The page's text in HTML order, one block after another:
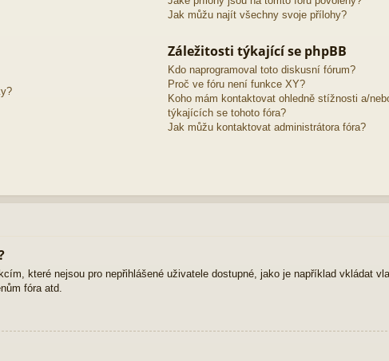
Jak můžu najít všechny svoje přílohy?
Záležitosti týkající se phpBB
Kdo naprogramoval toto diskusní fórum?
Proč ve fóru není funkce XY?
Koho mám kontaktovat ohledně stížnosti a/
týkajících se tohoto fóra?
Jak můžu kontaktovat administrátora fóra?
které nejsou pro nepřihlášené uživatele dostupné, jako je například vkládat
fóra atd.